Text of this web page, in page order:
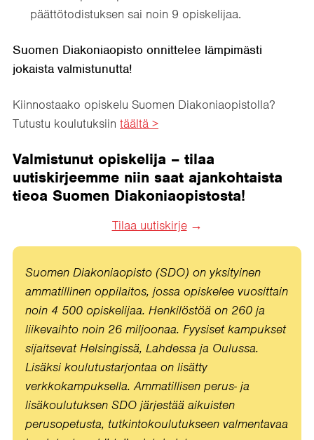
päättötodistuksen sai noin 9 opiskelijaa.
Suomen Diakoniaopisto onnittelee lämpimästi
jokaista valmistunutta!
Kiinnostaako opiskelu Suomen Diakoniaopistolla?
Tutustu koulutuksiin täältä >
Valmistunut opiskelija – tilaa
uutiskirjeemme niin saat ajankohtaista
tieoa Suomen Diakoniaopistosta!
Tilaa uutiskirje
Suomen Diakoniaopisto (SDO) on yksityinen
ammatillinen oppilaitos, jossa opiskelee vuosittain
noin 4 500 opiskelijaa. Henkilöstöä on 260 ja
liikevaihto noin 26 miljoonaa. Fyysiset kampukset
sijaitsevat Helsingissä, Lahdessa ja Oulussa.
Lisäksi koulutustarjontaa on lisätty
verkkokampuksella. Ammatillisen perus- ja
lisäkoulutuksen SDO järjestää aikuisten
perusopetusta, tutkintokoulutukseen valmentavaa